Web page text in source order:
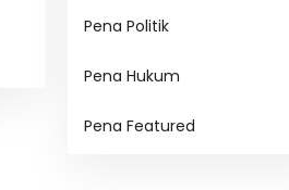
Pena Politik
Pena Hukum
Pena Featured